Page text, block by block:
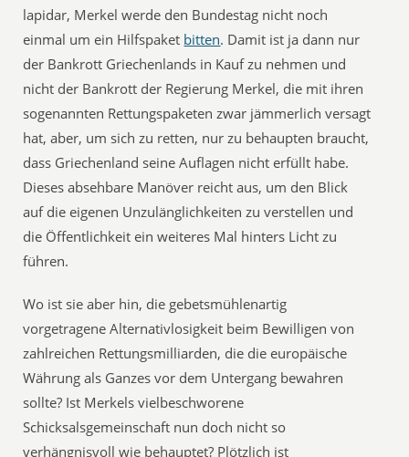
lapidar, Merkel werde den Bundestag nicht noch
einmal um ein Hilfspaket bitten. Damit ist ja dann nur
der Bankrott Griechenlands in Kauf zu nehmen und
nicht der Bankrott der Regierung Merkel, die mit ihren
sogenannten Rettungspaketen zwar jämmerlich versagt
hat, aber, um sich zu retten, nur zu behaupten braucht,
dass Griechenland seine Auflagen nicht erfüllt habe.
Dieses absehbare Manöver reicht aus, um den Blick
auf die eigenen Unzulänglichkeiten zu verstellen und
die Öffentlichkeit ein weiteres Mal hinters Licht zu
führen.
Wo ist sie aber hin, die gebetsmühlenartig
vorgetragene Alternativlosigkeit beim Bewilligen von
zahlreichen Rettungsmilliarden, die die europäische
Währung als Ganzes vor dem Untergang bewahren
sollte? Ist Merkels vielbeschworene
Schicksalsgemeinschaft nun doch nicht so
verhängnisvoll wie behauptet? Plötzlich ist